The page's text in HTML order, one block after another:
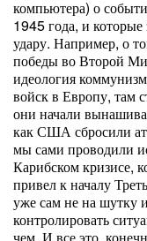
компьютера) о
1945 года, и
удару. Например, о
победы во Второй
идеология
войск в Европу, там
они начали
как США сбросили
мы сами проводили
Карибском кризисе,
привел к началу
уже сам не на шутку
контролировать